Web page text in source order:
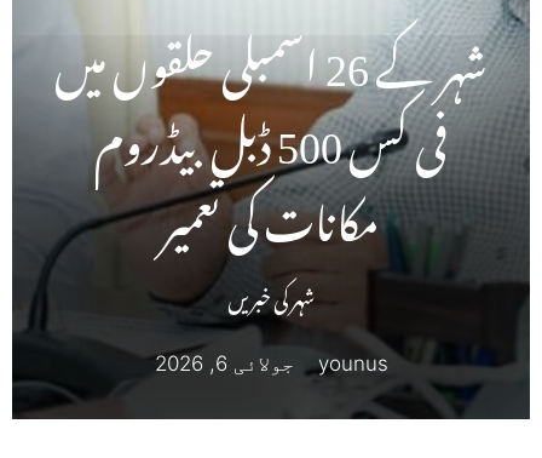
شہر کے 26 اسمبلی حلقوں میں
فی کس 500 ڈبل بیڈروم
مکانات کی تعمیر
شہر کی خبریں
younus جولائی 6, 2026